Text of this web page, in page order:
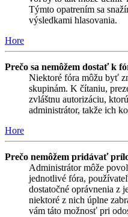
Týmto opatrením sa
výsledkami hlasovania.
Hore
Prečo sa nemôžem dostať k
Niektoré fóra môžu byť
skupinám. K čítaniu,
zvláštnu autorizáciu,
administrátor, takže ich
Hore
Prečo nemôžem pridávať
Administrátor môže
jednotlivé fóra,
dostatočné oprávnenia z
niektoré z nich úplne
vám táto možnosť pri